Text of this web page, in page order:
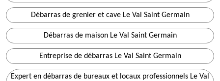
Débarras de grenier et cave Le Val Saint Germain
Débarras de maison Le Val Saint Germain
Entreprise de débarras Le Val Saint Germain
Expert en débarras de bureaux et locaux professionnels Le Val